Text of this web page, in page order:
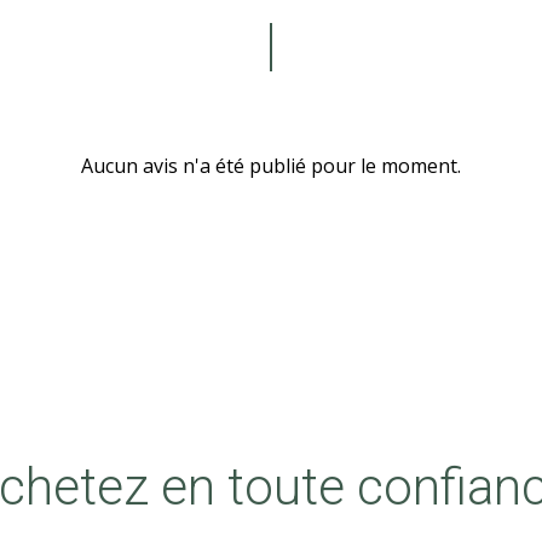
Aucun avis n'a été publié pour le moment.
en toute